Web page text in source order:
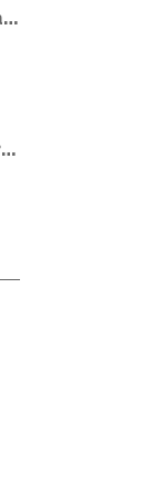
Grazie a Discoverent, Sasaplanet ha scoperto la magia della nostra amata regione
L’azienda italiana di Sarego propone le giacche con la tecnologia H2Out, impermeabile, antivento e traspirante